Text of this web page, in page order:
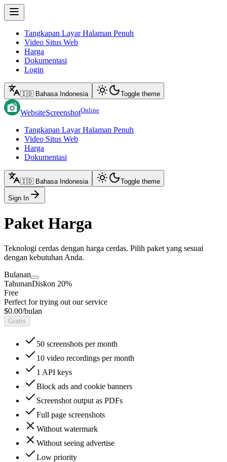
Tangkapan Layar Halaman Penuh
Video Situs Web
Harga
Dokumentasi
Login
🇮🇩 Bahasa Indonesia Toggle theme
WebsiteScreenshotOnline
Tangkapan Layar Halaman Penuh
Video Situs Web
Harga
Dokumentasi
🇮🇩 Bahasa Indonesia Toggle theme
Sign In
Paket Harga
Teknologi cerdas dengan harga cerdas. Pilih paket yang sesuai
dengan kebutuhan Anda.
Bulanan
TahunanDiskon 20%
Free
Perfect for trying out our service
$0.00/bulan
Gratis
50 screenshots per month
10 video recordings per month
1 API keys
Block ads and cookie banners
Screenshot output as PDFs
Full page screenshots
Without watermark
Without seeing advertise
Low priority